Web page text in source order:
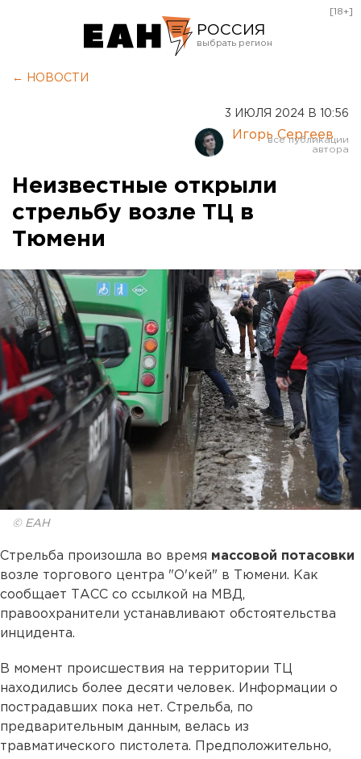
РОССИЯ
Курган
Оренбург
[18+]
← НОВОСТИ
3 ИЮЛЯ 2024 В 10:56
Игорь Сергеев
Неизвестные открыли
стрельбу возле ТЦ в
Тюмени
© ЕАН
Стрельба произошла во время массовой потасовки
возле торгового центра "О'кей" в Тюмени. Как
сообщает ТАСС со ссылкой на МВД,
правоохранители устанавливают обстоятельства
инцидента.
В момент происшествия на территории ТЦ
находились более десяти человек. Информации о
пострадавших пока нет. Стрельба, по
предварительным данным, велась из
травматического пистолета. Предположительно,